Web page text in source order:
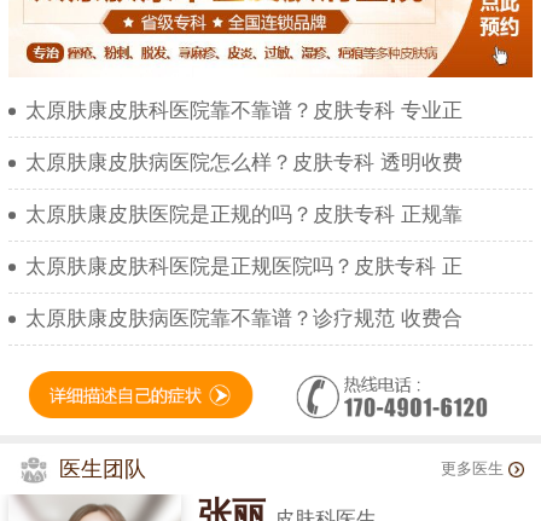
太原肤康皮肤科医院靠不靠谱？皮肤专科 专业正
太原肤康皮肤病医院怎么样？皮肤专科 透明收费
太原肤康皮肤医院是正规的吗？皮肤专科 正规靠
太原肤康皮肤科医院是正规医院吗？皮肤专科 正
太原肤康皮肤病医院靠不靠谱？诊疗规范 收费合
医生团队 更多医生